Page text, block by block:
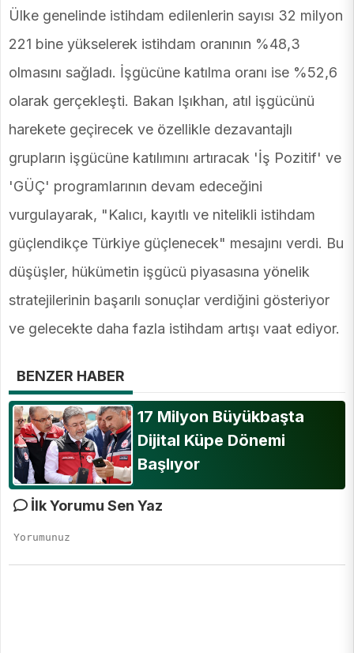
Ülke genelinde istihdam edilenlerin sayısı 32 milyon
221 bine yükselerek istihdam oranının %48,3
olmasını sağladı. İşgücüne katılma oranı ise %52,6
olarak gerçekleşti. Bakan Işıkhan, atıl işgücünü
harekete geçirecek ve özellikle dezavantajlı
grupların işgücüne katılımını artıracak 'İş Pozitif' ve
'GÜÇ' programlarının devam edeceğini
vurgulayarak, "Kalıcı, kayıtlı ve nitelikli istihdam
güçlendikçe Türkiye güçlenecek" mesajını verdi. Bu
düşüşler, hükümetin işgücü piyasasına yönelik
stratejilerinin başarılı sonuçlar verdiğini gösteriyor
ve gelecekte daha fazla istihdam artışı vaat ediyor.
BENZER HABER
17 Milyon Büyükbaşta
Dijital Küpe Dönemi
Başlıyor
İlk Yorumu Sen Yaz